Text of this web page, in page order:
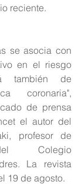
reciente.
se asocia con
en el riesgo
también de
coronaria",
de prensa
el autor del
profesor de
Colegio
La revista
19 de agosto.